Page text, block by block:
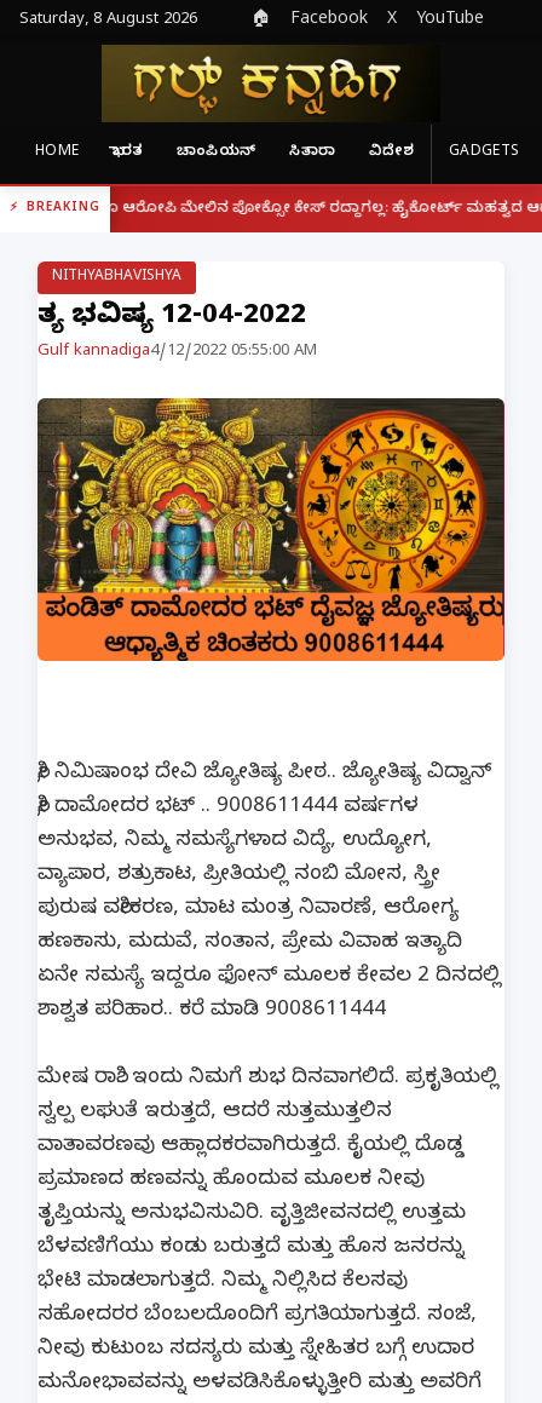
Saturday, 8 August 2026 🏠 Facebook X YouTube
HOME ಭಾರತ ಚಾಂಪಿಯನ್ ಸಿತಾರಾ ವಿದೇಶ GADGETS
BREAKING
ಮೇಲಿನ ಪೋಕ್ಸೋ ಕೇಸ್ ರದ್ದಾಗಲ್ಲ: ಹೈಕೋರ್ಟ್ ಮಹತ್ವದ ಆದೇಶ | ಫೋನ್
NITHYABHAVISHYA
ನಿತ್ಯ ಭವಿಷ್ಯ 12-04-2022
Gulf kannadiga4/12/2022 05:55:00 AM
ಶ್ರೀ ನಿಮಿಷಾಂಭ ದೇವಿ ಜ್ಯೋತಿಷ್ಯ ಪೀಠ.. ಜ್ಯೋತಿಷ್ಯ ವಿದ್ವಾನ್
ಶ್ರೀ ದಾಮೋದರ ಭಟ್ .. 9008611444 ವರ್ಷಗಳ
ಅನುಭವ, ನಿಮ್ಮ ಸಮಸ್ಯೆಗಳಾದ ವಿದ್ಯೆ, ಉದ್ಯೋಗ,
ವ್ಯಾಪಾರ, ಶತ್ರುಕಾಟ, ಪ್ರೀತಿಯಲ್ಲಿ ನಂಬಿ ಮೋಸ, ಸ್ತ್ರೀ
ಪುರುಷ ವಶೀಕರಣ, ಮಾಟ ಮಂತ್ರ ನಿವಾರಣೆ, ಆರೋಗ್ಯ
ಹಣಕಾಸು, ಮದುವೆ, ಸಂತಾನ, ಪ್ರೇಮ ವಿವಾಹ ಇತ್ಯಾದಿ
ಏನೇ ಸಮಸ್ಯೆ ಇದ್ದರೂ ಫೋನ್ ಮೂಲಕ ಕೇವಲ 2 ದಿನದಲ್ಲಿ
ಶಾಶ್ವತ ಪರಿಹಾರ.. ಕರೆ ಮಾಡಿ 9008611444
ಮೇಷ ರಾಶಿ.. ಇಂದು ನಿಮಗೆ ಶುಭ ದಿನವಾಗಲಿದೆ. ಪ್ರಕೃತಿಯಲ್ಲಿ
ಸ್ವಲ್ಪ ಲಘುತೆ ಇರುತ್ತದೆ, ಆದರೆ ಸುತ್ತಮುತ್ತಲಿನ
ವಾತಾವರಣವು ಆಹ್ಲಾದಕರವಾಗಿರುತ್ತದೆ. ಕೈಯಲ್ಲಿ ದೊಡ್ಡ
ಪ್ರಮಾಣದ ಹಣವನ್ನು ಹೊಂದುವ ಮೂಲಕ ನೀವು
ತೃಪ್ತಿಯನ್ನು ಅನುಭವಿಸುವಿರಿ. ವೃತ್ತಿಜೀವನದಲ್ಲಿ ಉತ್ತಮ
ಬೆಳವಣಿಗೆಯು ಕಂಡು ಬರುತ್ತದೆ ಮತ್ತು ಹೊಸ ಜನರನ್ನು
ಭೇಟಿ ಮಾಡಲಾಗುತ್ತದೆ. ನಿಮ್ಮ ನಿಲ್ಲಿಸಿದ ಕೆಲಸವು
ಸಹೋದರರ ಬೆಂಬಲದೊಂದಿಗೆ ಪ್ರಗತಿಯಾಗುತ್ತದೆ. ಸಂಜೆ,
ನೀವು ಕುಟುಂಬ ಸದಸ್ಯರು ಮತ್ತು ಸ್ನೇಹಿತರ ಬಗ್ಗೆ ಉದಾರ
ಮನೋಭಾವವನ್ನು ಅಳವಡಿಸಿಕೊಳ್ಳುತ್ತೀರಿ ಮತ್ತು ಅವರಿಗೆ